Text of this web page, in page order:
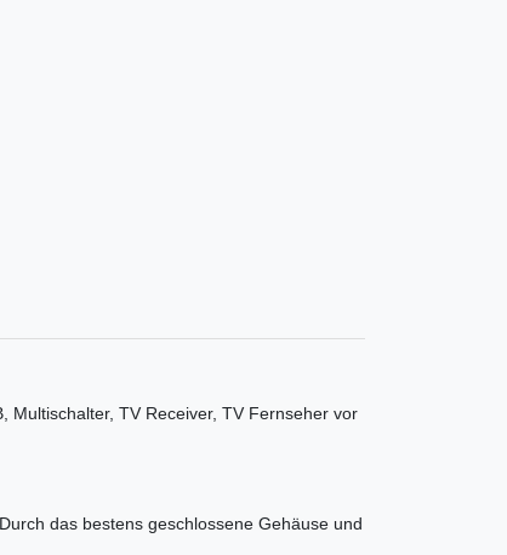
Multischalter, TV Receiver, TV Fernseher vor
das bestens geschlossene Gehäuse und